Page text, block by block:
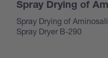
Spray Drying of
Spray Drying of
Spray Dryer B-290